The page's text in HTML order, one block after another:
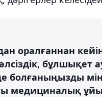
оралғаннан
бұлшықет
болғаныңызды
медициналық